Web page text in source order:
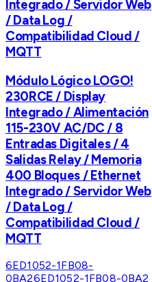
Integrado / Servidor Web
/ Data Log /
Compatibilidad Cloud /
MQTT
Módulo Lógico LOGO!
230RCE / Display
Integrado / Alimentación
115-230V AC/DC / 8
Entradas Digitales / 4
Salidas Relay / Memoria
400 Bloques / Ethernet
Integrado / Servidor Web
/ Data Log /
Compatibilidad Cloud /
MQTT
6ED1052-1FB08-
0BA26ED1052-1FB08-0BA2